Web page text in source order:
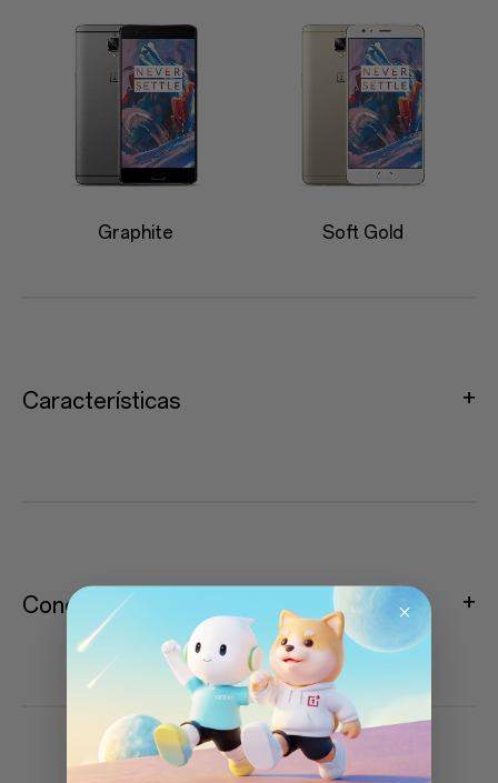
Graphite Soft Gold
Características
Conectividad